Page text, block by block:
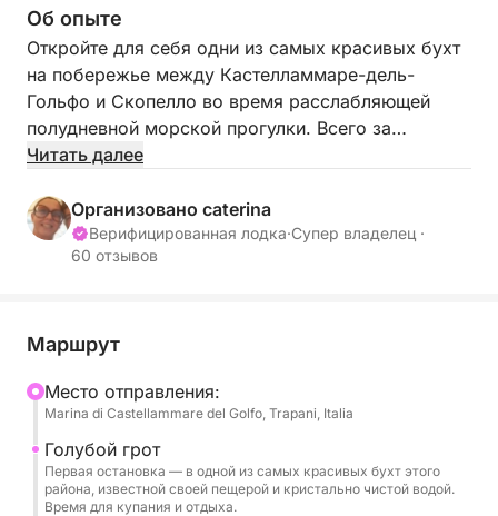
Об опыте
Откройте для себя одни из самых красивых бухт
на побережье между Кастелламмаре-дель-
Гольфо и Скопелло во время расслабляющей
полудневной морской прогулки. Всего за
несколько часов вы сможете окунуться в
живописными скалами и насладиться морем в
полной тишине.
самых красивых бухт в этом районе, дикая Кала-
культовыми морскими скалами и историческим
тунцовым промыслом, расположенным прямо на
берегу моря.
Возможна аренда яхт на день.
Читать далее
Организовано caterina
Верифицированная лодка·Супер владелец ·
60 отзывов
Маршрут
Mесто отправления:
Marina di Castellammare del Golfo, Trapani, Italia
Голубой грот
Первая остановка — в одной из самых красивых бухт этого
района, известной своей пещерой и кристально чистой водой.
Время для купания и отдыха.